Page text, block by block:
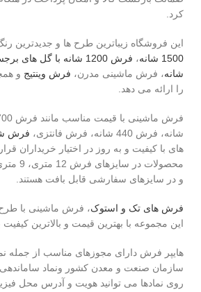
کرد.
این فروشگاه زیباترین طرح ها و جدیدترین
1500 شانه
، فرش 1200 شانه با گل های برجسته
شانه، فرش ماشینی مدرن، فرش وینتیج و
را ارائه می دهد.
شانه، فرش 440 شانه، فرش فانتزی،
فرش
های با کیفیت و به روز در اختیار خریداران
و در سایزهای سفارشی قابل بافت هستند.
فرش های تک و استوک، فرش ماشینی با طرح
این مجموعه با بهترین قیمت و بالاترین
هایپر فرش دارای مجوزهای مناسب از جمله
سازمان صنعت و معدن کشور ونماد ساماندهی
روی نمادها می توانید هویت و آدرس محل